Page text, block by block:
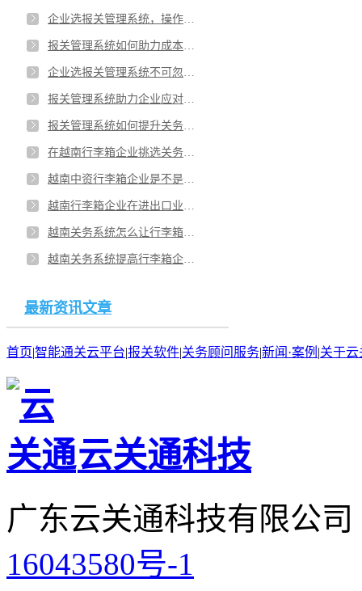
企业选报关管理系统，操作简单是重点？企业主要连接就是报关管理系统吗？
报关管理系统如何助力成本控制？企业挑选报关管理系统稳定性如何？
企业选报关管理系统不可忽视哪些？企业合规经营的有力保障就靠报关管理系统？
报关管理系统助力企业应对贸易政策变化？企业报关管理系统保障数据安全？
报关管理系统如何提升关务工作效率？企业挑选报关管理系统实力很关键？
在越南行李箱企业挑选关务软件需要考虑哪些？为啥云关通越南关务系统受各企业欢迎？
越南中资行李箱企业是不是用越南关务系统？越南关务系统为行李箱企业提供哪些优势？
越南行李箱企业在进出口业务中是不是要处理关务风险？越南行李箱企业还有其他方式降低风险吗？
越南关务系统怎么让行李箱企业方便？越南智能的关务系统有助企业的效率？
越南关务系统提高行李箱企业的市场？用越南关务系统后行李箱企业有哪些改动？
最新资讯文章
首页 智能通关云平台 报关软件 关务顾问服务新闻·案例 关于云
云关通科技
广东云关通科技有限公
16043580号-1